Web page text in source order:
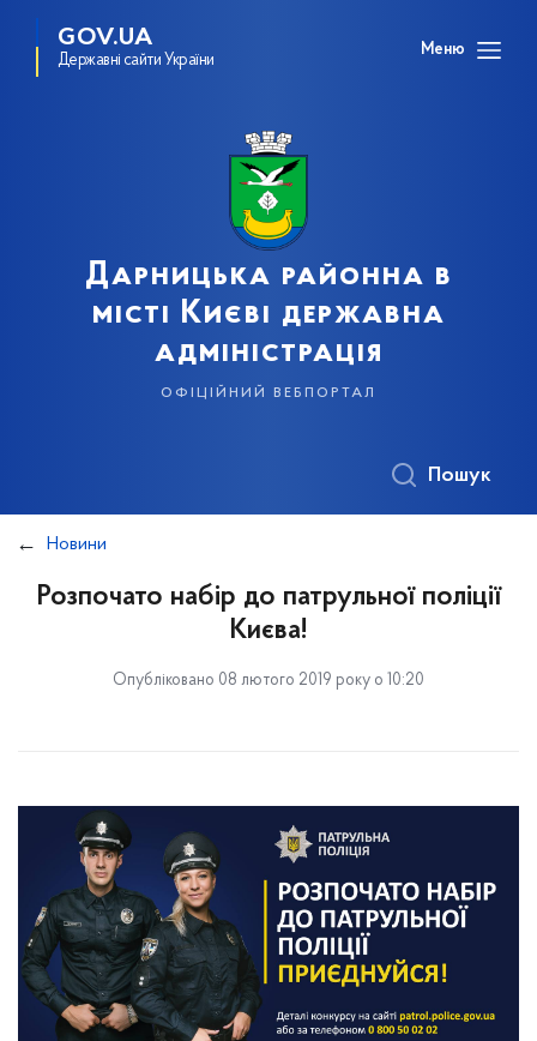
GOV.UA
Державні сайти України
Меню
Дарницька районна в
місті Києві державна
адміністрація
офіційний вебпортал
Пошук
Новини
Розпочато набір до патрульної поліції
Києва!
Опубліковано 08 лютого 2019 року о 10:20